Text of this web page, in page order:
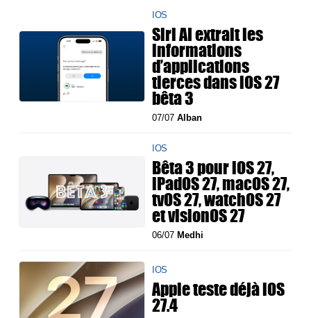
IOS
Siri AI extrait les
informations
d’applications
tierces dans iOS 27
bêta 3
07/07Alban
IOS
Bêta 3 pour iOS 27,
iPadOS 27, macOS 27,
tvOS 27, watchOS 27
et visionOS 27
06/07 Medhi
IOS
Apple teste déjà iOS
27.4